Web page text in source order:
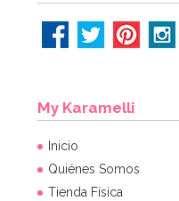
My Karamelli
Inicio
Quiénes Somos
Tienda Física